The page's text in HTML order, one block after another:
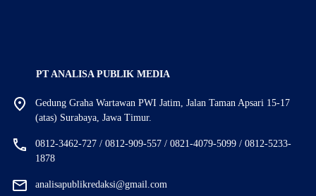
PT ANALISA PUBLIK MEDIA
Gedung Graha Wartawan PWI Jatim, Jalan Taman Apsari 15-17
(atas) Surabaya, Jawa Timur.
0812-3462-727 / 0812-909-557 / 0821-4079-5099 / 0812-5233-
1878
analisapublikredaksi@gmail.com